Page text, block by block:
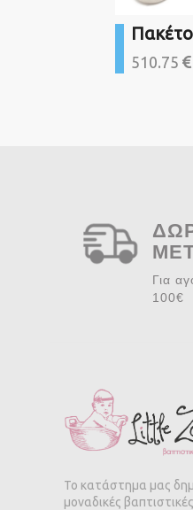
510.75
Για
100€
Το κατάστημα μας
μοναδικές